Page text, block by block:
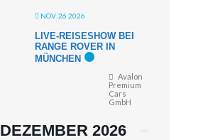
NOV. 26 2026
LIVE-REISESHOW BEI
RANGE ROVER IN
MÜNCHEN
Avalon
Premium
Cars
GmbH
DEZEMBER 2026